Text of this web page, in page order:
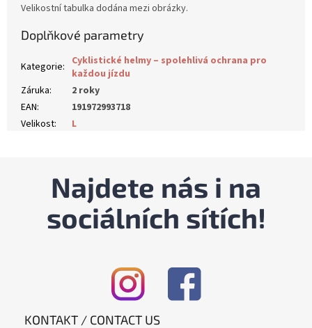
Velikostní tabulka dodána mezi obrázky.
Doplňkové parametry
Kategorie: Cyklistické helmy – spolehlivá ochrana pro
každou jízdu
Záruka:
2 roky
EAN:
191972993718
Velikost: L
Najdete nás i na
sociálních sítích!
KONTAKT / CONTACT US